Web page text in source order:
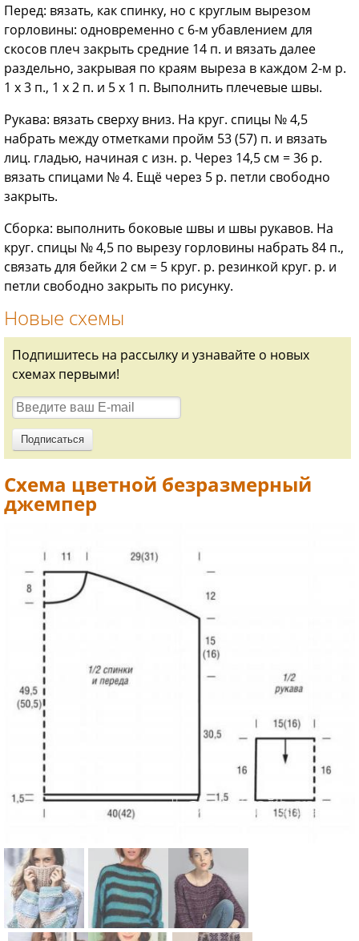
Перед: вязать, как спинку, но с круглым вырезом
горловины: одновременно с 6-м убавлением для
скосов плеч закрыть средние 14 п. и вязать далее
раздельно, закрывая по краям выреза в каждом 2-м р.
1 х 3 п., 1 х 2 п. и 5 х 1 п. Выполнить плечевые швы.
Рукава: вязать сверху вниз. На круг. спицы № 4,5
набрать между отметками пройм 53 (57) п. и вязать
лиц. гладью, начиная с изн. р. Через 14,5 см = 36 р.
вязать спицами № 4. Ещё через 5 р. петли свободно
закрыть.
Сборка: выполнить боковые швы и швы рукавов. На
круг. спицы № 4,5 по вырезу горловины набрать 84 п.,
связать для бейки 2 см = 5 круг. р. резинкой круг. р. и
петли свободно закрыть по рисунку.
Новые схемы
Подпишитесь на рассылку и узнавайте о новых
схемах первыми!
Схема цветной безразмерный
джемпер